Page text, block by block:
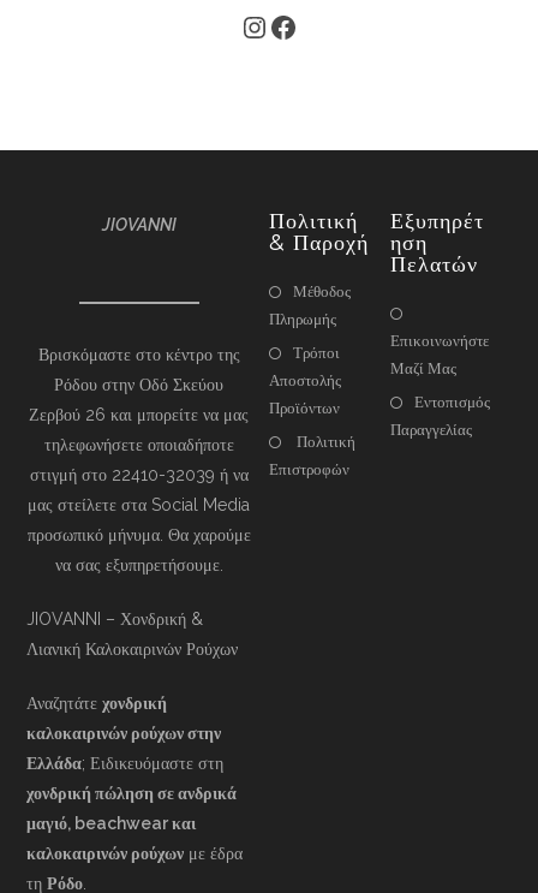
JIOVANNI
Βρισκόμαστε στο κέντρο της
Ρόδου στην Οδό Σκεύου
Ζερβού 26 και μπορείτε να μας
τηλεφωνήσετε οποιαδήποτε
στιγμή στο 22410-32039 ή να
μας στείλετε στα Social Media
προσωπικό μήνυμα. Θα χαρούμε
να σας εξυπηρετήσουμε.
JIOVANNI – Χονδρική &
Λιανική Καλοκαιρινών Ρούχων
Αναζητάτεχονδρική
καλοκαιρινών ρούχων στην
Ελλάδα; Ειδικευόμαστε στη
χονδρική πώληση σε ανδρικά
μαγιό, beachwear και
καλοκαιρινών ρούχων με έδρα
τηΡόδο.
Πολιτική
& Παροχή
Μέθοδος
Πληρωμής
Τρόποι
Αποστολής
Προϊόντων
Πολιτική
Επιστροφών
Εξυπηρέτ
Ηση
Πελατών
Επικοινωνήστε
Μαζί Μας
Εντοπισμός
Παραγγελίας